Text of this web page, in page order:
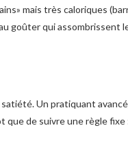
mais très caloriques
goûter qui assombrissent
Un pratiquant
de suivre une règle fixe :